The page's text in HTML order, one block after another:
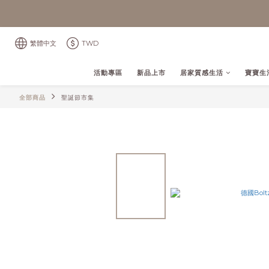
繁體中文 TWD
活動專區 新品上市 居家質感生活 寶寶生
全部商品 聖誕節市集